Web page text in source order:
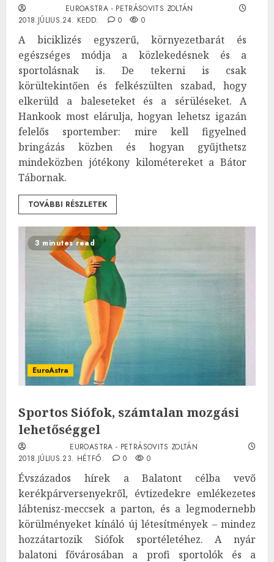
EUROASTRA - PETRÁSOVITS ZOLTÁN
2018.JÚLIUS.24. KEDD.
0 0
A biciklizés egyszerű, környezetbarát és
egészséges módja a közlekedésnek és a
sportolásnak is. De tekerni is csak
körültekintően és felkészülten szabad, hogy
elkerüld a baleseteket és a sérüléseket. A
Hankook most elárulja, hogyan lehetsz igazán
felelős sportember: mire kell figyelned
bringázás közben és hogyan gyűjthetsz
mindeközben jótékony kilométereket a Bátor
Tábornak.
TOVÁBBI RÉSZLETEK
3 minutes read
EuroAstra
Sportos Siófok, számtalan mozgási
lehetőséggel
EUROASTRA - PETRÁSOVITS ZOLTÁN
2018.JÚLIUS.23. HÉTFŐ.
0 0
Évszázados hírek a Balatont célba vevő
kerékpárversenyekről, évtizedekre emlékezetes
lábtenisz-meccsek a parton, és a legmodernebb
körülményeket kínáló új létesítmények – mindez
hozzátartozik Siófok sportéletéhez. A nyár
balatoni fővárosában a profi sportolók és a